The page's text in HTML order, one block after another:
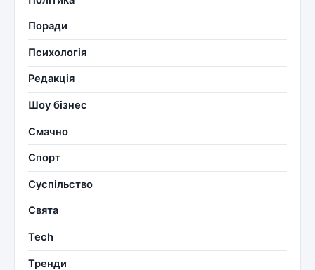
Поради
Психологія
Редакція
Шоу бізнес
Смачно
Спорт
Суспільство
Свята
Tech
Тренди